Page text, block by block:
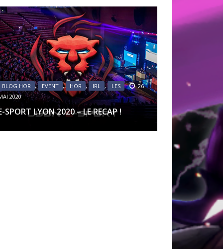
DE LA FORCE
DE DEVILDOM
LA CITADELLE
BLOG HOR , EVENT , HOR , IRL , LES
26
2020
SPORT LYON 2020 – LE RECAP !